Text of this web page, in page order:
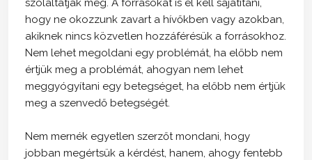
szólaltatják meg. A forrásokat is el kell sajátítani,
hogy ne okozzunk zavart a hívőkben vagy azokban,
akiknek nincs közvetlen hozzáférésük a forrásokhoz.
Nem lehet megoldani egy problémát, ha előbb nem
értjük meg a problémát, ahogyan nem lehet
meggyógyítani egy betegséget, ha előbb nem értjük
meg a szenvedő betegségét.
Nem mernék egyetlen szerzőt mondani, hogy
jobban megértsük a kérdést, hanem, ahogy fentebb